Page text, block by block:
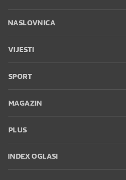
NASLOVNICA
VIJESTI
SPORT
MAGAZIN
PLUS
INDEX OGLASI